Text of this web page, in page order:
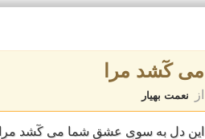
می کٓشد مرا
از نعمت بهیار
این دل به سوی عشق شما می کٓشد مرا